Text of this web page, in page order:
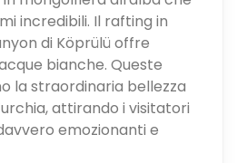
incredibili. Il rafting in
di Köprülü offre
bianche. Queste
la straordinaria bellezza
attirando i visitatori
emozionanti e